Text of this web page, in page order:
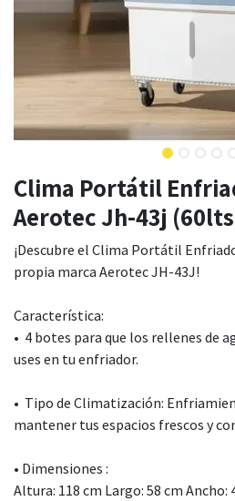
Clima Portátil
Aerotec Jh-43j
¡Descubre el Clima Portátil
propia marca Aerotec JH-43J!
Característica:
• 4 botes para que los rellenes de
uses en tu enfriador.
• Tipo de Climatización:
mantener tus espacios frescos y
• Dimensiones :
Altura: 118 cm Largo: 58 cm Ancho: